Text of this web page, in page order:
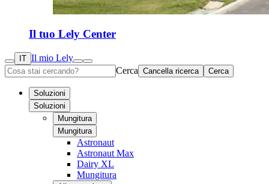
Il tuo Lely Center
IT Il mio Lely
Cerca Cancella ricerca Cerca
Soluzioni
Soluzioni
Mungitura
Mungitura
Astronaut
Astronaut Max
Dairy XL
Mungitura